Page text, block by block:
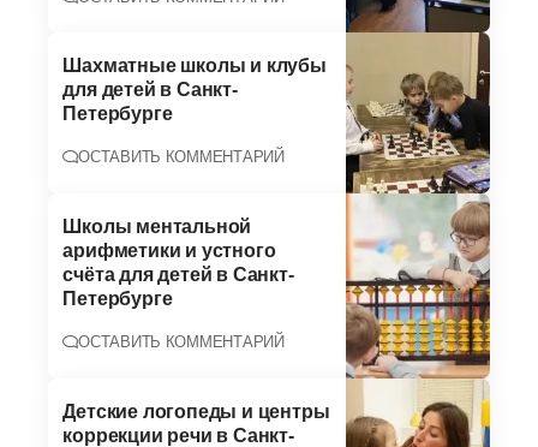
Шахматные школы и клубы
для детей в Санкт-
Петербурге
ОСТАВИТЬ КОММЕНТАРИЙ
Школы ментальной
арифметики и устного
счёта для детей в Санкт-
Петербурге
ОСТАВИТЬ КОММЕНТАРИЙ
Детские логопеды и центры
коррекции речи в Санкт-